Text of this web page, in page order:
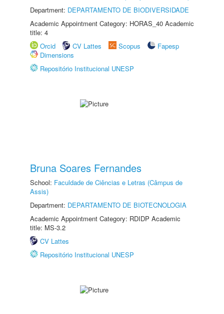
Department: DEPARTAMENTO DE BIODIVERSIDADE
Academic Appointment Category: HORAS_40 Academic
title: 4
Orcid
CV Lattes Scopus
Fapesp
Dimensions
Repositório Institucional UNESP
Bruna Soares Fernandes
School: Faculdade de Ciências e Letras (Câmpus de
Assis)
Department: DEPARTAMENTO DE BIOTECNOLOGIA
Academic Appointment Category: RDIDP Academic
title: MS-3.2
CV Lattes
Repositório Institucional UNESP